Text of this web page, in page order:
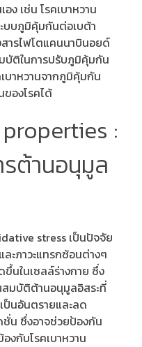
ง เช่น โรคเบาหวาน
ะบบภูมิคุ้มกันต่อเบต้า
ารไฟโตแคนนาบินอยด์
บัติในการปรับภูมิคุ้มกัน
บาหวานจากภูมิคุ้มกัน
ของโรคได้
:
ต้านอนุมูล
stress เป็นปัจจัย
ะภาวะแทรกซ้อนต่างๆ
ขึ้นในเซลล์ร่างกาย ซึ่ง
มบัติต้านอนุมูลอิสระที่
ป็นอันตรายและลด
น ซึ่งอาจช่วยป้องกัน
งกับโรคเบาหวาน